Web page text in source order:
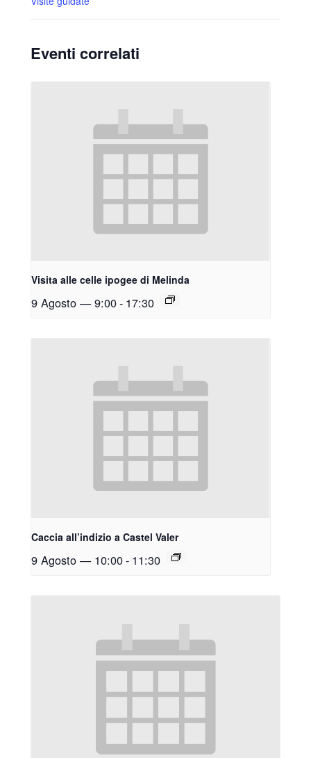
Eventi correlati
Visita alle celle ipogee di Melinda
9 Agosto — 9:00- 17:30
Caccia all’indizio a Castel Valer
9 Agosto — 10:00- 11:30